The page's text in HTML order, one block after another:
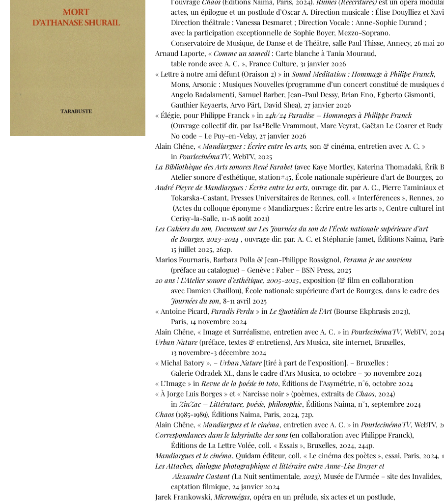
actes, un épilogue et un postlude d’Oscar A. Direction musicale : Élise Douylliez et
Direction théâtrale : Vanessa Desmaret ; Direction Vocale : Anne-Sophie Durand ;
avec la participation exceptionnelle de Sophie Boyer, Mezzo-Soprano.
Conservatoire de Musique, de Danse et de Théâtre, salle Paul Thisse, Annecy, 26 mai
Arnaud Laporte, «Comme un samedi: Carte blanche à Tania Mouraud,
table ronde avec A. C. », France Culture, 31 janvier 2026
« Lettre à notre ami défunt (Oraison 2) » in Sound Meditation : Hommage à Philipe Franck,
Mons, Arsonic : Musiques Nouvelles (programme d’un concert constitué de musiques
Angelo Badalamenti, Samuel Barber, Jean-Paul Dessy, Brian Eno, Egberto Gismonti,
Gauthier Keyaerts, Arvo Pärt, David Shea), 27 janvier 2026
« Élégie, pour Philippe Franck » in24h/24 Paradise – Hommages à Philippe Franck
(Ouvrage collectif dir. par Isa*Belle Vrammout, Marc Veyrat, Gaëtan Le Coarer et Rudy
No code – Le Puy-en-Velay, 27 janvier 2026
Alain Chêne, «Mandiargues : Écrire entre les arts,son & cinéma, entretien avec A. C. »
inPourlecinémaTV, WebTV, 2025
La Bibliothèque des Arts sonores René Farabet(avec Kaye Mortley, Katerina Thomadaki, Érik
Atelier sonore d’esthétique, station#45, École nationale supérieure d’art de Bourges,
André Pieyre de Mandiargues : Écrire entre les arts, ouvrage dir. par A. C., Pierre Taminiaux
Tokarska-Castant, Presses Universitaires de Rennes, coll. « Interférences », Rennes,
(Actes du colloque éponyme « Mandiargues : Écrire entre les arts », Centre culturel
Cerisy-la-Salle, 11-18 août 2021)
Les Cahiers du son, Document sur Les Journées du son de l’École nationale supérieure d’art
de Bourges, 2023-2024 , ouvrage dir. par. A. C. et Stéphanie Jamet, Éditions Naima,
15 juillet 2025, 262p.
Marios Fournaris, Barbara Polla & Jean-Philippe Rossignol, Perama je me souviens
(préface au catalogue) – Genève : Faber – BSN Press, 2025
20 ans ! L’Atelier sonore d’esthétique, 2005-2025, exposition (& film en collaboration
avec Damien Chaillou), École nationale supérieure d’art de Bourges, dans le cadre des
Journées du son, 8-11 avril 2025
« Antoine Picard,Paradis Perdu » inLe Quotidien de l’Art(Bourse Ekphrasis 2023),
Paris, 14 novembre 2024
Alain Chêne, « Image et Surréalisme, entretien avec A. C. » inPourlecinémaTV, WebTV, 2024
Urban Nature (préface, textes & entretiens), Ars Musica, site internet, Bruxelles,
13 novembre-3 décembre 2024
« Michal Batory ». – Urban Nature [tiré à part de l’exposition]. – Bruxelles :
Galerie Odradek XL, dans le cadre d’Ars Musica, 10 octobre – 30 novembre 2024
« L’Image » inRevue de la poésie in toto, Éditions de l’Asymétrie, n°6, octobre 2024
« À Jorge Luis Borges » et « Narcisse noir » (poèmes, extraits deChaos, 2024)
inZinZac –Littérature, poésie, philosophie, Éditions Naima, n°1, septembre 2024
Chaos(1985-1989), Éditions Naima, Paris, 2024, 72p.
Alain Chêne, «Mandiargues et le cinéma, entretien avec A. C. » inPourlecinémaTV, WebTV,
Correspondances dans le labyrinthe des sons(en collaboration avec Philippe Franck),
Éditions de La Lettre Volée, coll. « Essais », Bruxelles, 2024, 244p.
Mandiargues et le cinéma, Quidam éditeur, coll. « Le cinéma des poètes », essai, Paris, 2024,
Les Attaches, dialogue photographique et littéraire entre Anne-Lise Broyer et
Alexandre Castant (La Nuit sentimentale, 2023), Musée de l’Armée – site des Invalides,
captation filmique, 24 janvier 2024
Jarek Frankowski,Micromégas, opéra en un prélude, six actes et un postlude,